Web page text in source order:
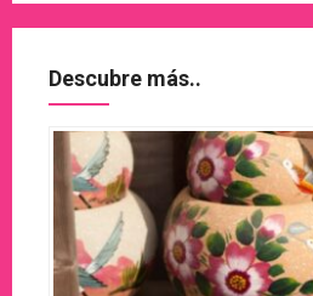
Descubre más..